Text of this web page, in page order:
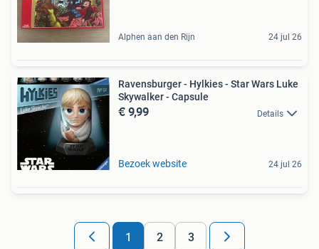
Alphen aan den Rijn 24 jul 26
Ravensburger - Hylkies - Star Wars Luke
Skywalker - Capsule
€ 9,99 Details
Bezoek website 24 jul 26
1 2 3